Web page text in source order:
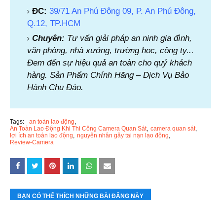
ĐC: 39/71 An Phú Đông 09, P. An Phú Đông,
Q.12, TP.HCM
Chuyên: Tư vấn giải pháp an ninh gia đình,
văn phòng, nhà xưởng, trường học, công ty...
Đem đến sự hiệu quả an toàn cho quý khách
hàng. Sản Phẩm Chính Hãng – Dịch Vụ Bảo
Hành Chu Đáo.
Tags:
an toàn lao động
An Toàn Lao Động Khi Thi Công Camera Quan Sát camera quan sát
lợi ích an toàn lao động
nguyên nhân gây tai nạn lạo động
Review-Camera
BẠN CÓ THỂ THÍCH NHỮNG BÀI ĐĂNG NÀY